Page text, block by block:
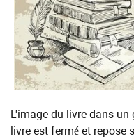
L'image du livre dans
livre est fermé et repose